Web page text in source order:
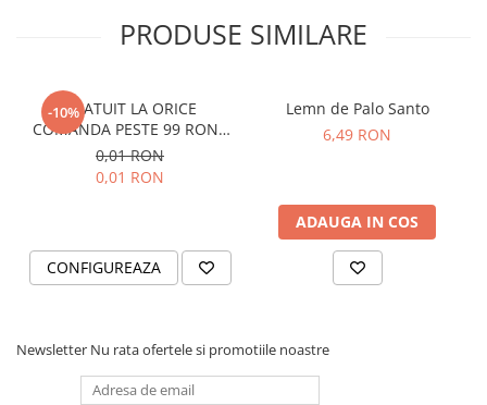
PRODUSE SIMILARE
-10%GRATUIT LA ORICE
COMANDA PESTE 99 RON -
Cutie personalizata cadou
Black and Yang
0,01 RON
0,01 RON
CONFIGUREAZA
Lemn de Palo Santo
6,49 RON
ADAUGA IN COS
Newsletter Nu rata ofertele si promotiile noastre